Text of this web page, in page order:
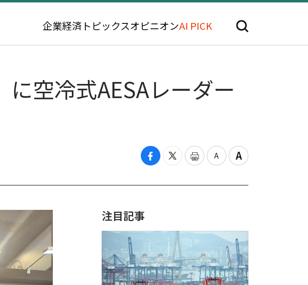
企業経済 トピックスオピニオンAI PICK
空冷式AESAレーダー
注目記事